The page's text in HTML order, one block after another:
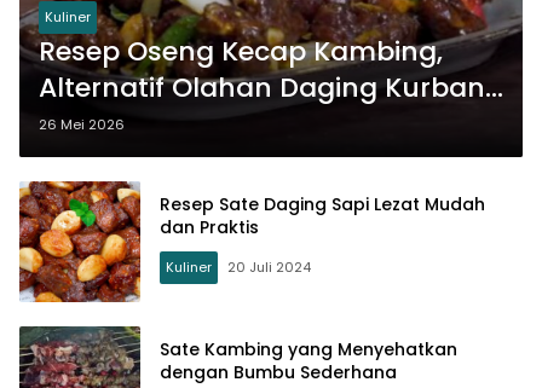
Kuliner
Resep Oseng Kecap Kambing,
Alternatif Olahan Daging Kurban
selain Sate
26 Mei 2026
Resep Sate Daging Sapi Lezat Mudah
dan Praktis
Kuliner 20 Juli 2024
Sate Kambing yang Menyehatkan
dengan Bumbu Sederhana